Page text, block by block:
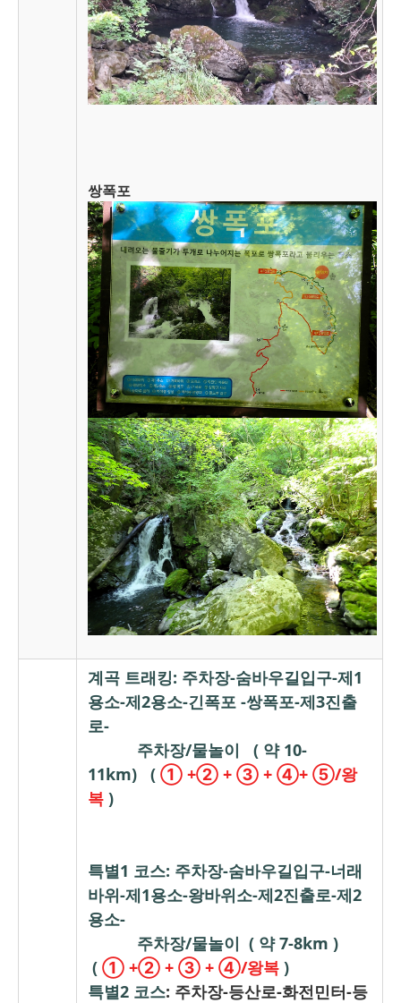
쌍폭포
계곡 트래킹: 주차장-숨바우길입구-제1
용소-제2용소-긴폭포 -쌍폭포-제3진출
로-
주차장/물놀이 ( 약 10-
11km)
( ① +② + ③ + ④+ ⑤/왕
복 )
특별1 코스: 주차장-숨바우길입구-너래
바위-제1용소-왕바위소-제2진출로-제2
용소-
주차장/물놀이 ( 약 7-8km )
( ① +② + ③ + ④/왕복 )
특별2 코스: 주차장-등산로-화전민터-등